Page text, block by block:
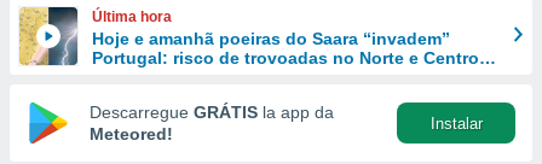
e
forma
digital
Última hora
Hoje e amanhã poeiras do Saara “invadem”
Portugal: risco de trovoadas no Norte e Centro
Descarregue GRÁTIS la app da
Meteored!
Instalar